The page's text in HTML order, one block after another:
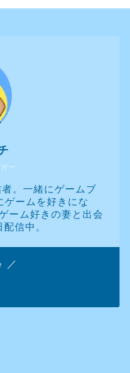
ー
。一緒にゲームブ
ゲームを好きにな
ーム好きの妻と出会
信中。
／